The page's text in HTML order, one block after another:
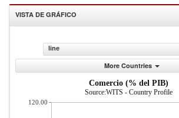
VISTA DE GRÁFICO
line
More Countries
Comercio (% del PIB)
Source:WITS - Country Profile
120.00